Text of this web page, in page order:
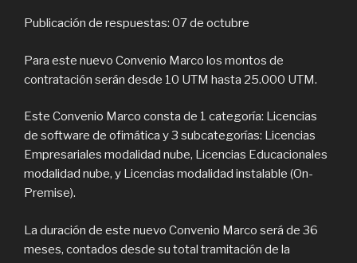
Publicación de respuestas: 07 de octubre
Para este nuevo Convenio Marco los montos de
contratación serán desde 10 UTM hasta 25.000 UTM.
Este Convenio Marco consta de 1 categoría: Licencias
de software de ofimática y 3 subcategorías: Licencias
Empresariales modalidad nube, Licencias Educacionales
modalidad nube, y Licencias modalidad instalable (On-
Premise).
La duración de este nuevo Convenio Marco será de 36
meses, contados desde su total tramitación de la